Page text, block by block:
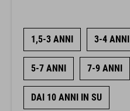
1,5-3 ANNI 3-4 ANNI
5-7 ANNI 7-9 ANNI
DAI 10 ANNI IN SU